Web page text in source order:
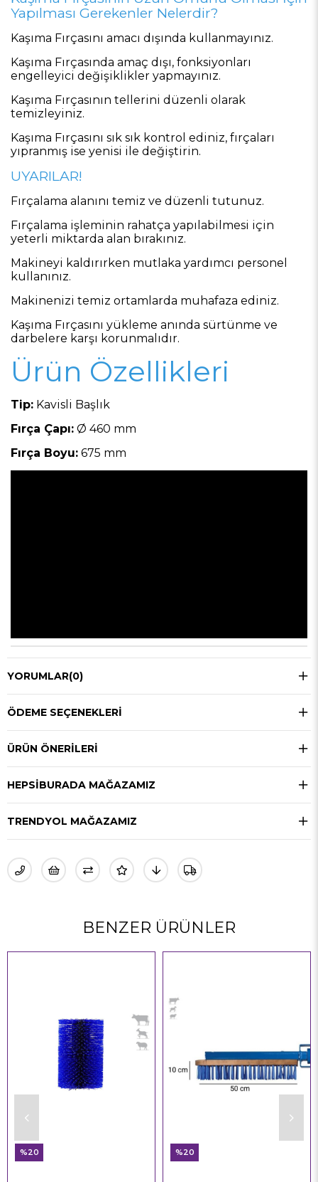
Yapılması Gerekenler Nelerdir?
Kaşıma Fırçasını amacı dışında kullanmayınız.
Kaşıma Fırçasında amaç dışı, fonksiyonları
engelleyici değişiklikler yapmayınız.
Kaşıma Fırçasının tellerini düzenli olarak
temizleyiniz.
Kaşıma Fırçasını sık sık kontrol ediniz, fırçaları
yıpranmış ise yenisi ile değiştirin.
UYARILAR!
Fırçalama alanını temiz ve düzenli tutunuz.
Fırçalama işleminin rahatça yapılabilmesi için
yeterli miktarda alan bırakınız.
Makineyi kaldırırken mutlaka yardımcı personel
kullanınız.
Makinenizi temiz ortamlarda muhafaza ediniz.
Kaşıma Fırçasını yükleme anında sürtünme ve
darbelere karşı korunmalıdır.
Ürün Özellikleri
Tip: Kavisli Başlık
Fırça Çapı: Ø 460 mm
Fırça Boyu: 675 mm
YORUMLAR(0)
ÖDEME SEÇENEKLERI
ÜRÜN ÖNERILERI
HEPSIBURADA MAĞAZAMIZ
TRENDYOL MAĞAZAMIZ
BENZER ÜRÜNLER
%20 %20